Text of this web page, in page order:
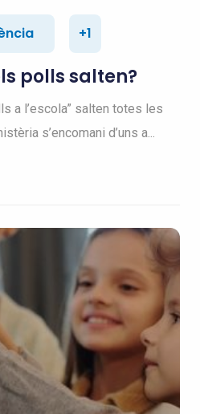
+1
polls salten?
a l’escola” salten totes les
s’encomani d’uns a...